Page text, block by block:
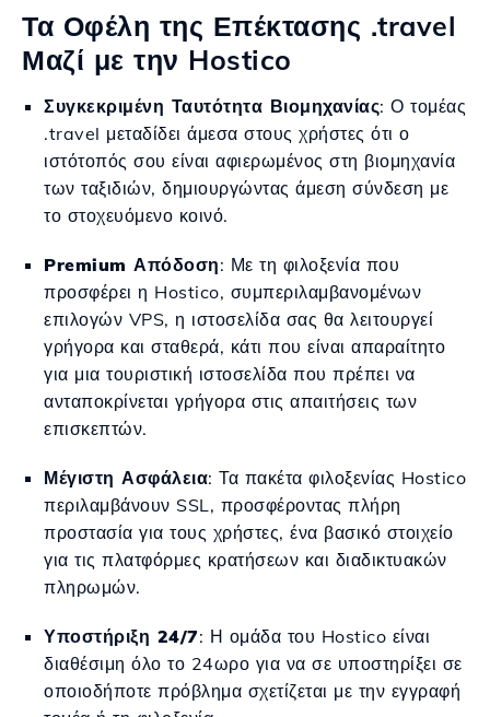
Τα Οφέλη της Επέκτασης .travel
Μαζί με την Hostico
Συγκεκριμένη Ταυτότητα Βιομηχανίας: Ο τομέας
.travel μεταδίδει άμεσα στους χρήστες ότι ο
ιστότοπός σου είναι αφιερωμένος στη βιομηχανία
των ταξιδιών, δημιουργώντας άμεση σύνδεση με
το στοχευόμενο κοινό.
Premium Απόδοση: Με τη φιλοξενία που
προσφέρει η Hostico, συμπεριλαμβανομένων
επιλογών VPS, η ιστοσελίδα σας θα λειτουργεί
γρήγορα και σταθερά, κάτι που είναι απαραίτητο
για μια τουριστική ιστοσελίδα που πρέπει να
ανταποκρίνεται γρήγορα στις απαιτήσεις των
επισκεπτών.
Μέγιστη Ασφάλεια: Τα πακέτα φιλοξενίας Hostico
περιλαμβάνουν SSL, προσφέροντας πλήρη
προστασία για τους χρήστες, ένα βασικό στοιχείο
για τις πλατφόρμες κρατήσεων και διαδικτυακών
πληρωμών.
Υποστήριξη 24/7: Η ομάδα του Hostico είναι
διαθέσιμη όλο το 24ωρο για να σε υποστηρίξει σε
οποιοδήποτε πρόβλημα σχετίζεται με την εγγραφή